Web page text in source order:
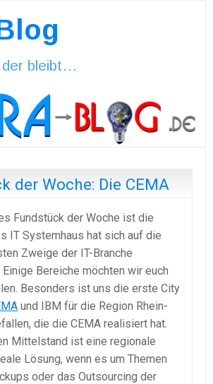
bleibt…
der Woche: Die CEMA
Fundstück der Woche ist die
IT Systemhaus hat sich auf die
Zweige der IT-Branche
Bereiche möchten wir euch
Besonders ist uns die erste City
und IBM für die Region Rhein-
die die CEMA realisiert hat.
Mittelstand ist eine regionale
Lösung, wenn es um Themen
oder das Outsourcing der